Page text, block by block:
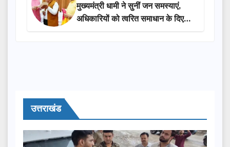
मुख्यमंत्री धामी ने सुनीं जन समस्याएं,
अधिकारियों को त्वरित समाधान के दिए
निर्देश
उत्तराखंड